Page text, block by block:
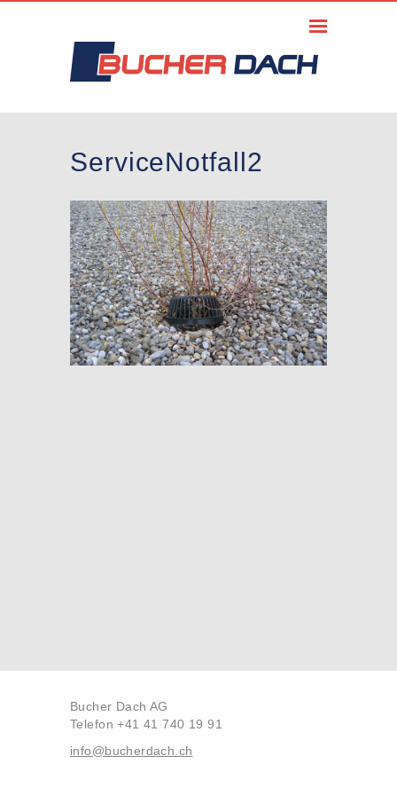
ServiceNotfall2
Bucher Dach AG
Telefon +41 41 740 19 91
info@bucherdach.ch